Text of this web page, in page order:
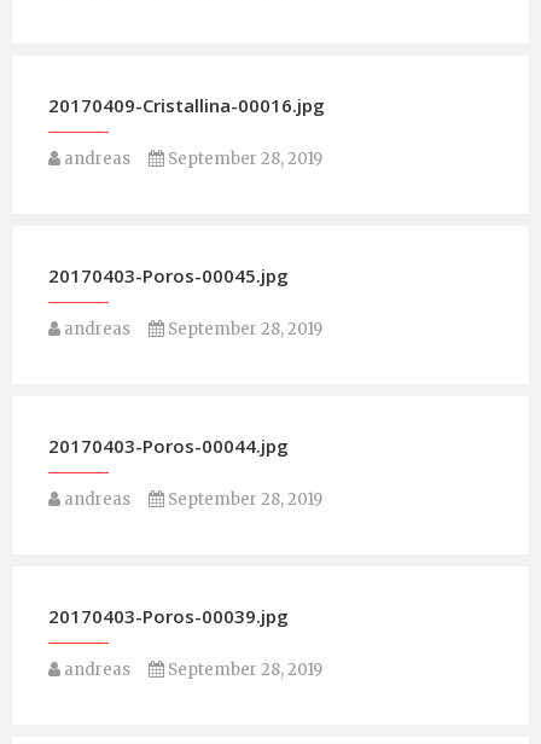
20170409-Cristallina-00016.jpg
andreas September 28, 2019
20170403-Poros-00045.jpg
andreas September 28, 2019
20170403-Poros-00044.jpg
andreas September 28, 2019
20170403-Poros-00039.jpg
andreas September 28, 2019